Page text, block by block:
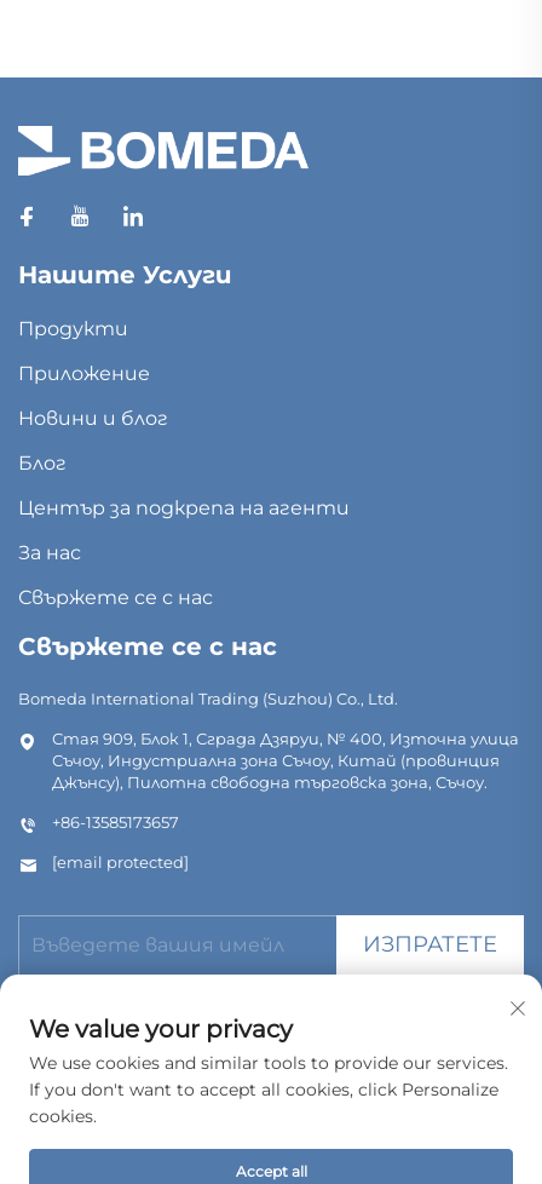
Нашите Услуги
Продукти
Приложение
Новини и блог
Блог
Център за подкрепа на агенти
За нас
Свържете се с нас
Свържете се с нас
Bomeda International Trading (Suzhou) Co., Ltd.
Стая 909, Блок 1, Сграда Дзяруи, № 400, Източна улица
Съчоу, Индустриална зона Съчоу, Китай (провинция
Джънсу), Пилотна свободна търговска зона, Съчоу.
+86-13585173657
[email protected]
ИЗПРАТЕТЕ
© Всички права запазени. Bomeda International Trading
Политика за поверителност
We value your privacy
We use cookies and similar tools to provide our services.
If you don't want to accept all cookies, click Personalize
cookies.
Accept all